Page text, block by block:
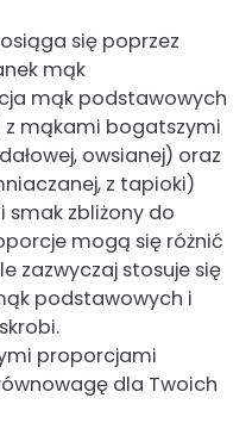
się poprzez
mąk
mąk podstawowych
z mąkami bogatszymi
owsianej) oraz
z tapioki)
smak zbliżony do
mogą się różnić
zazwyczaj stosuje się
podstawowych i
proporcjami
dla Twoich